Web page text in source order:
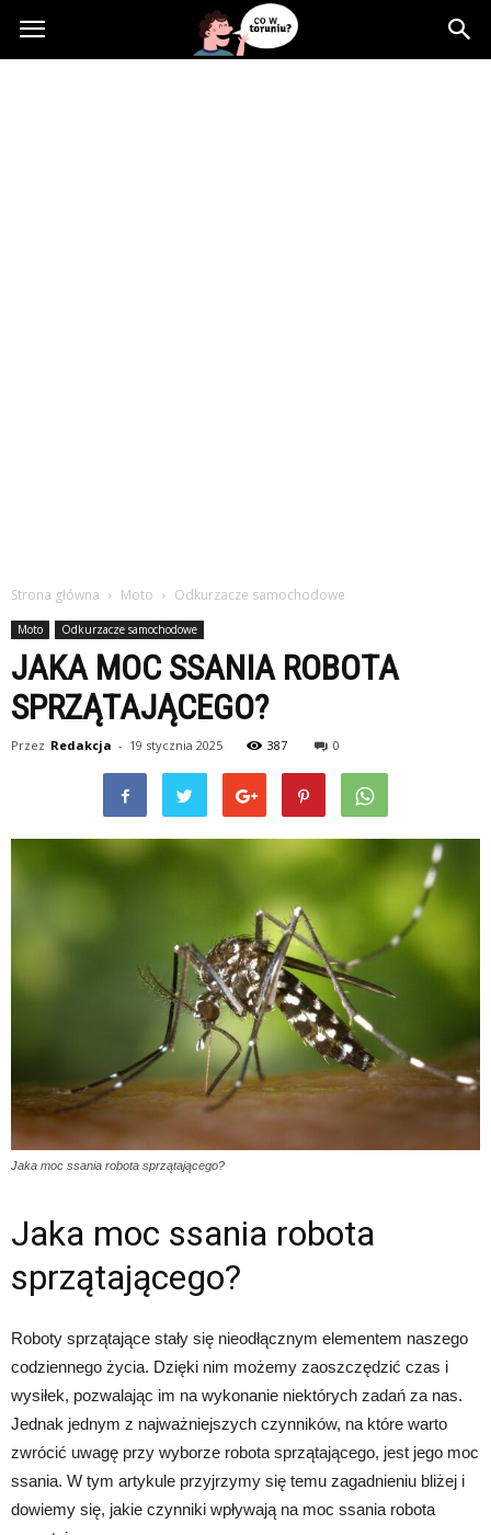
Cowtoruniu.pl
Strona główna Moto Odkurzacze samochodowe
Moto Odkurzacze samochodowe
JAKA MOC SSANIA ROBOTA
SPRZĄTAJĄCEGO?
Przez Redakcja - 19 stycznia 2025 387 0
Jaka moc ssania robota sprzątającego?
Jaka moc ssania robota
sprzątającego?
Roboty sprzątające stały się nieodłącznym elementem naszego
codziennego życia. Dzięki nim możemy zaoszczędzić czas i
wysiłek, pozwalając im na wykonanie niektórych zadań za nas.
Jednak jednym z najważniejszych czynników, na które warto
zwrócić uwagę przy wyborze robota sprzątającego, jest jego moc
ssania. W tym artykule przyjrzymy się temu zagadnieniu bliżej i
dowiemy się, jakie czynniki wpływają na moc ssania robota